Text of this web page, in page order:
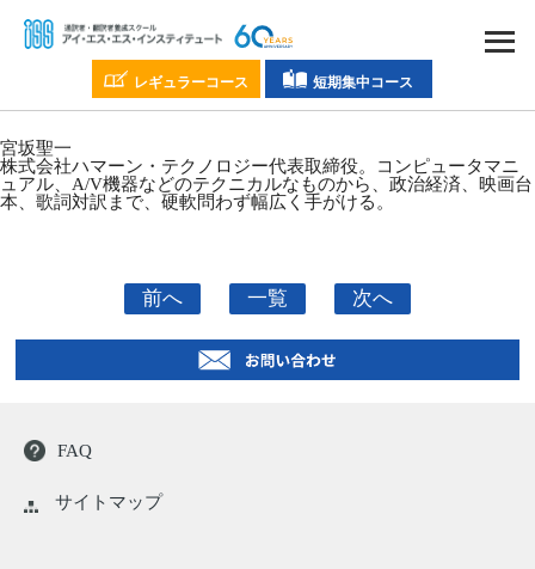
レギュラーコース 短期集中コース
宮坂聖一
株式会社ハマーン・テクノロジー代表取締役。コンピュータマニ
ュアル、A/V機器などのテクニカルなものから、政治経済、映画台
本、歌詞対訳まで、硬軟問わず幅広く手がける。
前へ 一覧 次へ
FAQ
サイトマップ